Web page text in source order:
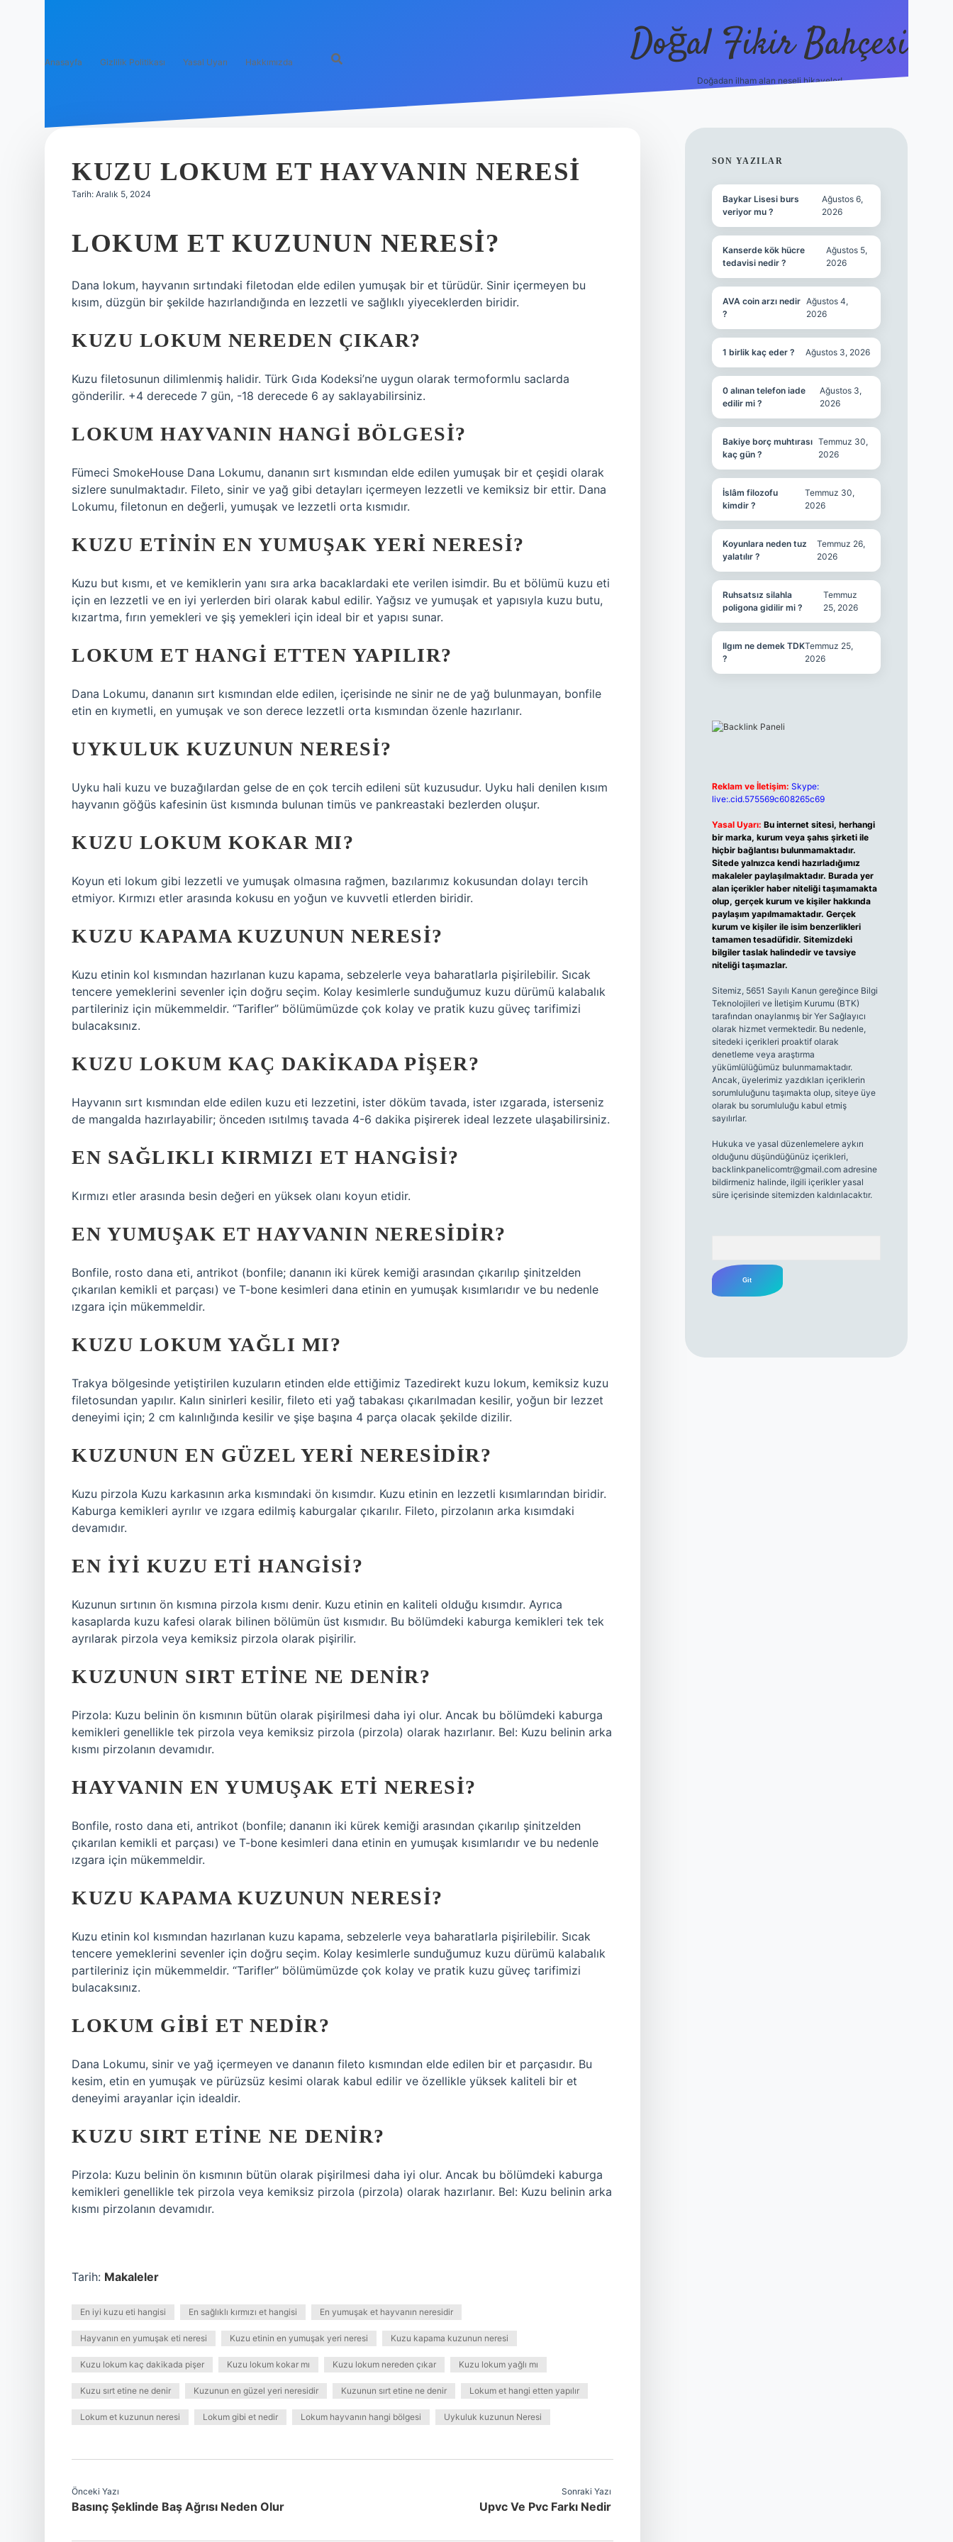
Anasayfa Gizlilik Politikası Yasal Uyarı Hakkımızda Doğal Fikir Bahçesi
Doğadan ilham alan neşeli hikayeler!
KUZU LOKUM ET HAYVANIN NERESI
Tarih: Aralık 5, 2024
LOKUM ET KUZUNUN NERESI?
Dana lokum, hayvanın sırtındaki filetodan elde edilen yumuşak bir et türüdür. Sinir içermeyen bu
kısım, düzgün bir şekilde hazırlandığında en lezzetli ve sağlıklı yiyeceklerden biridir.
KUZU LOKUM NEREDEN ÇIKAR?
Kuzu filetosunun dilimlenmiş halidir. Türk Gıda Kodeksi’ne uygun olarak termoformlu saclarda
gönderilir. +4 derecede 7 gün, -18 derecede 6 ay saklayabilirsiniz.
LOKUM HAYVANIN HANGI BÖLGESI?
Fümeci SmokeHouse Dana Lokumu, dananın sırt kısmından elde edilen yumuşak bir et çeşidi olarak
sizlere sunulmaktadır. Fileto, sinir ve yağ gibi detayları içermeyen lezzetli ve kemiksiz bir ettir. Dana
Lokumu, filetonun en değerli, yumuşak ve lezzetli orta kısmıdır.
KUZU ETININ EN YUMUŞAK YERI NERESI?
Kuzu but kısmı, et ve kemiklerin yanı sıra arka bacaklardaki ete verilen isimdir. Bu et bölümü kuzu eti
için en lezzetli ve en iyi yerlerden biri olarak kabul edilir. Yağsız ve yumuşak et yapısıyla kuzu butu,
kızartma, fırın yemekleri ve şiş yemekleri için ideal bir et yapısı sunar.
LOKUM ET HANGI ETTEN YAPILIR?
Dana Lokumu, dananın sırt kısmından elde edilen, içerisinde ne sinir ne de yağ bulunmayan, bonfile
etin en kıymetli, en yumuşak ve son derece lezzetli orta kısmından özenle hazırlanır.
UYKULUK KUZUNUN NERESI?
Uyku hali kuzu ve buzağılardan gelse de en çok tercih edileni süt kuzusudur. Uyku hali denilen kısım
hayvanın göğüs kafesinin üst kısmında bulunan timüs ve pankreastaki bezlerden oluşur.
KUZU LOKUM KOKAR MI?
Koyun eti lokum gibi lezzetli ve yumuşak olmasına rağmen, bazılarımız kokusundan dolayı tercih
etmiyor. Kırmızı etler arasında kokusu en yoğun ve kuvvetli etlerden biridir.
KUZU KAPAMA KUZUNUN NERESI?
Kuzu etinin kol kısmından hazırlanan kuzu kapama, sebzelerle veya baharatlarla pişirilebilir. Sıcak
tencere yemeklerini sevenler için doğru seçim. Kolay kesimlerle sunduğumuz kuzu dürümü kalabalık
partileriniz için mükemmeldir. “Tarifler” bölümümüzde çok kolay ve pratik kuzu güveç tarifimizi
bulacaksınız.
KUZU LOKUM KAÇ DAKIKADA PIŞER?
Hayvanın sırt kısmından elde edilen kuzu eti lezzetini, ister döküm tavada, ister ızgarada, isterseniz
de mangalda hazırlayabilir; önceden ısıtılmış tavada 4-6 dakika pişirerek ideal lezzete ulaşabilirsiniz.
EN SAĞLIKLI KIRMIZI ET HANGISI?
Kırmızı etler arasında besin değeri en yüksek olanı koyun etidir.
EN YUMUŞAK ET HAYVANIN NERESIDIR?
Bonfile, rosto dana eti, antrikot (bonfile; dananın iki kürek kemiği arasından çıkarılıp şinitzelden
çıkarılan kemikli et parçası) ve T-bone kesimleri dana etinin en yumuşak kısımlarıdır ve bu nedenle
ızgara için mükemmeldir.
KUZU LOKUM YAĞLI MI?
Trakya bölgesinde yetiştirilen kuzuların etinden elde ettiğimiz Tazedirekt kuzu lokum, kemiksiz kuzu
filetosundan yapılır. Kalın sinirleri kesilir, fileto eti yağ tabakası çıkarılmadan kesilir, yoğun bir lezzet
deneyimi için; 2 cm kalınlığında kesilir ve şişe başına 4 parça olacak şekilde dizilir.
KUZUNUN EN GÜZEL YERI NERESIDIR?
Kuzu pirzola Kuzu karkasının arka kısmındaki ön kısımdır. Kuzu etinin en lezzetli kısımlarından biridir.
Kaburga kemikleri ayrılır ve ızgara edilmiş kaburgalar çıkarılır. Fileto, pirzolanın arka kısımdaki
devamıdır.
EN IYI KUZU ETI HANGISI?
Kuzunun sırtının ön kısmına pirzola kısmı denir. Kuzu etinin en kaliteli olduğu kısımdır. Ayrıca
kasaplarda kuzu kafesi olarak bilinen bölümün üst kısmıdır. Bu bölümdeki kaburga kemikleri tek tek
ayrılarak pirzola veya kemiksiz pirzola olarak pişirilir.
KUZUNUN SIRT ETINE NE DENIR?
Pirzola: Kuzu belinin ön kısmının bütün olarak pişirilmesi daha iyi olur. Ancak bu bölümdeki kaburga
kemikleri genellikle tek pirzola veya kemiksiz pirzola (pirzola) olarak hazırlanır. Bel: Kuzu belinin arka
kısmı pirzolanın devamıdır.
HAYVANIN EN YUMUŞAK ETI NERESI?
Bonfile, rosto dana eti, antrikot (bonfile; dananın iki kürek kemiği arasından çıkarılıp şinitzelden
çıkarılan kemikli et parçası) ve T-bone kesimleri dana etinin en yumuşak kısımlarıdır ve bu nedenle
ızgara için mükemmeldir.
KUZU KAPAMA KUZUNUN NERESI?
Kuzu etinin kol kısmından hazırlanan kuzu kapama, sebzelerle veya baharatlarla pişirilebilir. Sıcak
tencere yemeklerini sevenler için doğru seçim. Kolay kesimlerle sunduğumuz kuzu dürümü kalabalık
partileriniz için mükemmeldir. “Tarifler” bölümümüzde çok kolay ve pratik kuzu güveç tarifimizi
bulacaksınız.
LOKUM GIBI ET NEDIR?
Dana Lokumu, sinir ve yağ içermeyen ve dananın fileto kısmından elde edilen bir et parçasıdır. Bu
kesim, etin en yumuşak ve pürüzsüz kesimi olarak kabul edilir ve özellikle yüksek kaliteli bir et
deneyimi arayanlar için idealdir.
KUZU SIRT ETINE NE DENIR?
Pirzola: Kuzu belinin ön kısmının bütün olarak pişirilmesi daha iyi olur. Ancak bu bölümdeki kaburga
kemikleri genellikle tek pirzola veya kemiksiz pirzola (pirzola) olarak hazırlanır. Bel: Kuzu belinin arka
kısmı pirzolanın devamıdır.
Tarih: Makaleler
En iyi kuzu eti hangisi En sağlıklı kırmızı et hangisi En yumuşak et hayvanın neresidir
Hayvanın en yumuşak eti neresi Kuzu etinin en yumuşak yeri neresi Kuzu kapama kuzunun neresi
Kuzu lokum kaç dakikada pişer Kuzu lokum kokar mı Kuzu lokum nereden çıkar Kuzu lokum yağlı mı
Kuzu sırt etine ne denir Kuzunun en güzel yeri neresidir Kuzunun sırt etine ne denir Lokum et hangi etten yapılır
Lokum et kuzunun neresi Lokum gibi et nedir Lokum hayvanın hangi bölgesi Uykuluk kuzunun Neresi
Önceki Yazı
Basınç Şeklinde Baş Ağrısı Neden Olur
Sonraki Yazı
Upvc Ve Pvc Farkı Nedir
SIDEBAR
SON YAZILAR
Baykar Lisesi burs
veriyor mu ?
Ağustos 6,
2026
Kanserde kök hücre
tedavisi nedir ?
Ağustos 5,
2026
AVA coin arzı nedir
?
Ağustos 4,
2026
1 birlik kaç eder ? Ağustos 3, 2026
0 alınan telefon iade
edilir mi ?
Ağustos 3,
2026
Bakiye borç muhtırası
kaç gün ?
Temmuz 30,
2026
İslâm filozofu
kimdir ?
Temmuz 30,
2026
Koyunlara neden tuz
yalatılır ?
Temmuz 26,
2026
Ruhsatsız silahla
poligona gidilir mi ?
Temmuz
25, 2026
Ilgım ne demek TDK
?
Temmuz 25,
2026
Reklam ve İletişim: Skype:
live:.cid.575569c608265c69
Yasal Uyarı: Bu internet sitesi, herhangi
bir marka, kurum veya şahıs şirketi ile
hiçbir bağlantısı bulunmamaktadır.
Sitede yalnızca kendi hazırladığımız
makaleler paylaşılmaktadır. Burada yer
alan içerikler haber niteliği taşımamakta
olup, gerçek kurum ve kişiler hakkında
paylaşım yapılmamaktadır. Gerçek
kurum ve kişiler ile isim benzerlikleri
tamamen tesadüfidir. Sitemizdeki
bilgiler taslak halindedir ve tavsiye
niteliği taşımazlar.
Sitemiz, 5651 Sayılı Kanun gereğince Bilgi
Teknolojileri ve İletişim Kurumu (BTK)
tarafından onaylanmış bir Yer Sağlayıcı
olarak hizmet vermektedir. Bu nedenle,
sitedeki içerikleri proaktif olarak
denetleme veya araştırma
yükümlülüğümüz bulunmamaktadır.
Ancak, üyelerimiz yazdıkları içeriklerin
sorumluluğunu taşımakta olup, siteye üye
olarak bu sorumluluğu kabul etmiş
sayılırlar.
Hukuka ve yasal düzenlemelere aykırı
olduğunu düşündüğünüz içerikleri,
backlinkpanelicomtr@gmail.comadresine
bildirmeniz halinde, ilgili içerikler yasal
süre içerisinde sitemizden kaldırılacaktır.
grandoperabet resmi